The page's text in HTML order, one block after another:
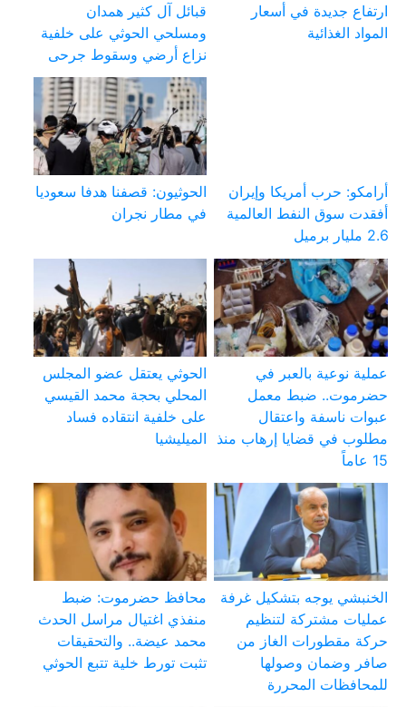
ارتفاع جديدة في أسعار
المواد الغذائية
قبائل آل كثير همدان
ومسلحي الحوثي على خلفية
نزاع أرضي وسقوط جرحى
أرامكو: حرب أمريكا وإيران
أفقدت سوق النفط العالمية
2.6 مليار برميل
الحوثيون: قصفنا هدفا سعوديا
في مطار نجران
عملية نوعية بالعبر في
حضرموت.. ضبط معمل
عبوات ناسفة واعتقال
مطلوب في قضايا إرهاب منذ
15 عاماً
الحوثي يعتقل عضو المجلس
المحلي بحجة محمد القيسي
على خلفية انتقاده فساد
الميليشيا
الخنبشي يوجه بتشكيل غرفة
عمليات مشتركة لتنظيم
حركة مقطورات الغاز من
صافر وضمان وصولها
للمحافظات المحررة
محافظ حضرموت: ضبط
منفذي اغتيال مراسل الحدث
محمد عيضة.. والتحقيقات
تثبت تورط خلية تتبع الحوثي